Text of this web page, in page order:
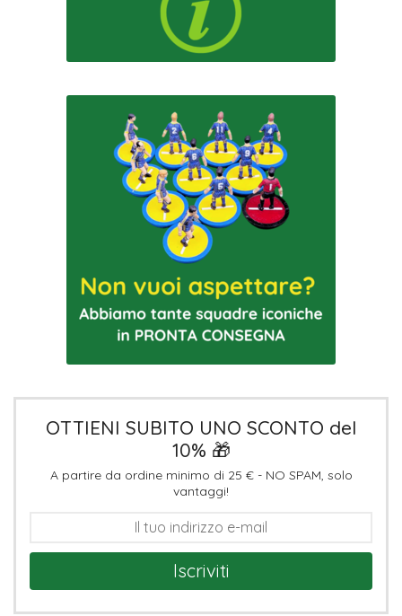
OTTIENI SUBITO UNO SCONTO del
10% 🎁
A partire da ordine minimo di 25 € - NO SPAM, solo
vantaggi!
Iscriviti